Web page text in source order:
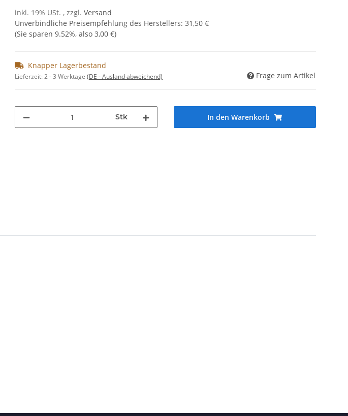
inkl. 19% USt. , zzgl. Versand
Unverbindliche Preisempfehlung des Herstellers: 31,50 €
(Sie sparen 9.52%, also 3,00 €)
Knapper Lagerbestand
Lieferzeit:2 - 3 Werktage (DE - Ausland abweichend) Frage zum Artikel
Stk In den Warenkorb